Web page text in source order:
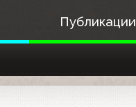
Публикации